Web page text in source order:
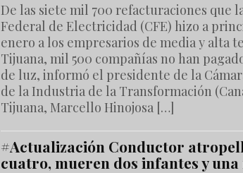
De las siete mil 700 refacturaciones que
Federal de Electricidad (CFE) hizo a
enero a los empresarios de media y alta
Tijuana, mil 500 compañías no han
de luz, informó el presidente de la
de la Industria de la Transformación
Tijuana, Marcello Hinojosa […]
#Actualización Conductor
cuatro, mueren dos infantes y